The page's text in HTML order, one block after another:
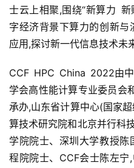
士云上相聚,围绕“新算力
字经济背景下算力的创新
应用,探讨新一代信息技术未
CCF HPC China 2022由
学会高性能计算专业委员会
承办,山东省计算中心(国家
算技术研究院和北京并行科
学院院士、深圳大学教授
程院院士、CCF会士陈左